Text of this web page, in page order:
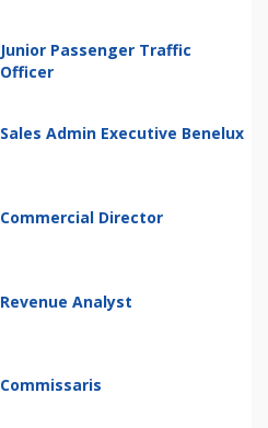
Junior Passenger Traffic
Officer
Sales Admin Executive Benelux
Commercial Director
Revenue Analyst
Commissaris